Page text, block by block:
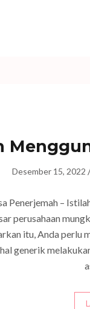
Desember 15, 2022
Penerjemah –
perusahaan
itu, Anda perlu
generik